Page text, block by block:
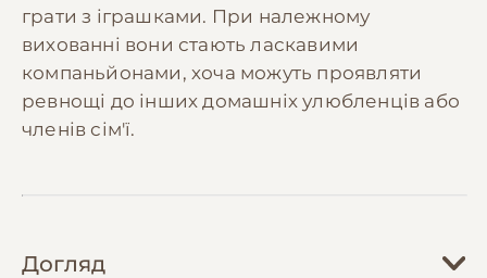
грати з іграшками. При належному
вихованні вони стають ласкавими
компаньйонами, хоча можуть проявляти
ревнощі до інших домашніх улюбленців або
членів сім'ї.
Догляд